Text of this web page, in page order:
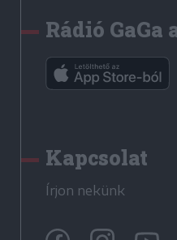
Rádió GaGa
Kapcsolat
Írjon nekünk